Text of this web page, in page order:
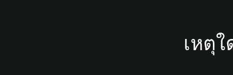
เหตุ